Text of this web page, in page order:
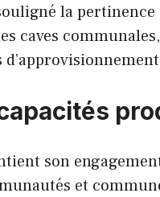
la
caves
son
et